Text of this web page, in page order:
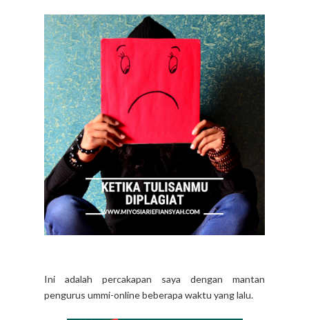
Ini adalah percakapan saya dengan mantan
pengurus ummi-online beberapa waktu yang lalu.